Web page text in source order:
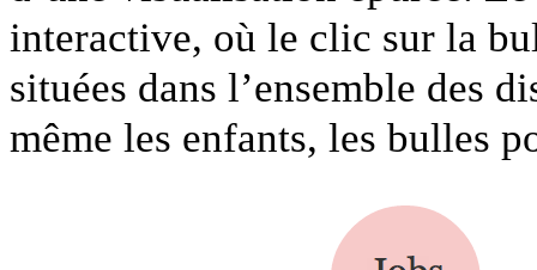
interactive, où le clic sur la
situées dans l’ensemble des
même les enfants, les bulles